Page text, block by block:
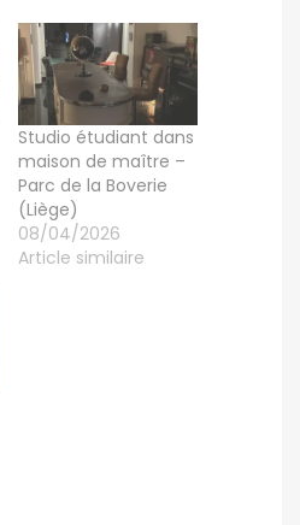
Studio étudiant dans
maison de maître –
Parc de la Boverie
(Liège)
08/04/2026
Article similaire